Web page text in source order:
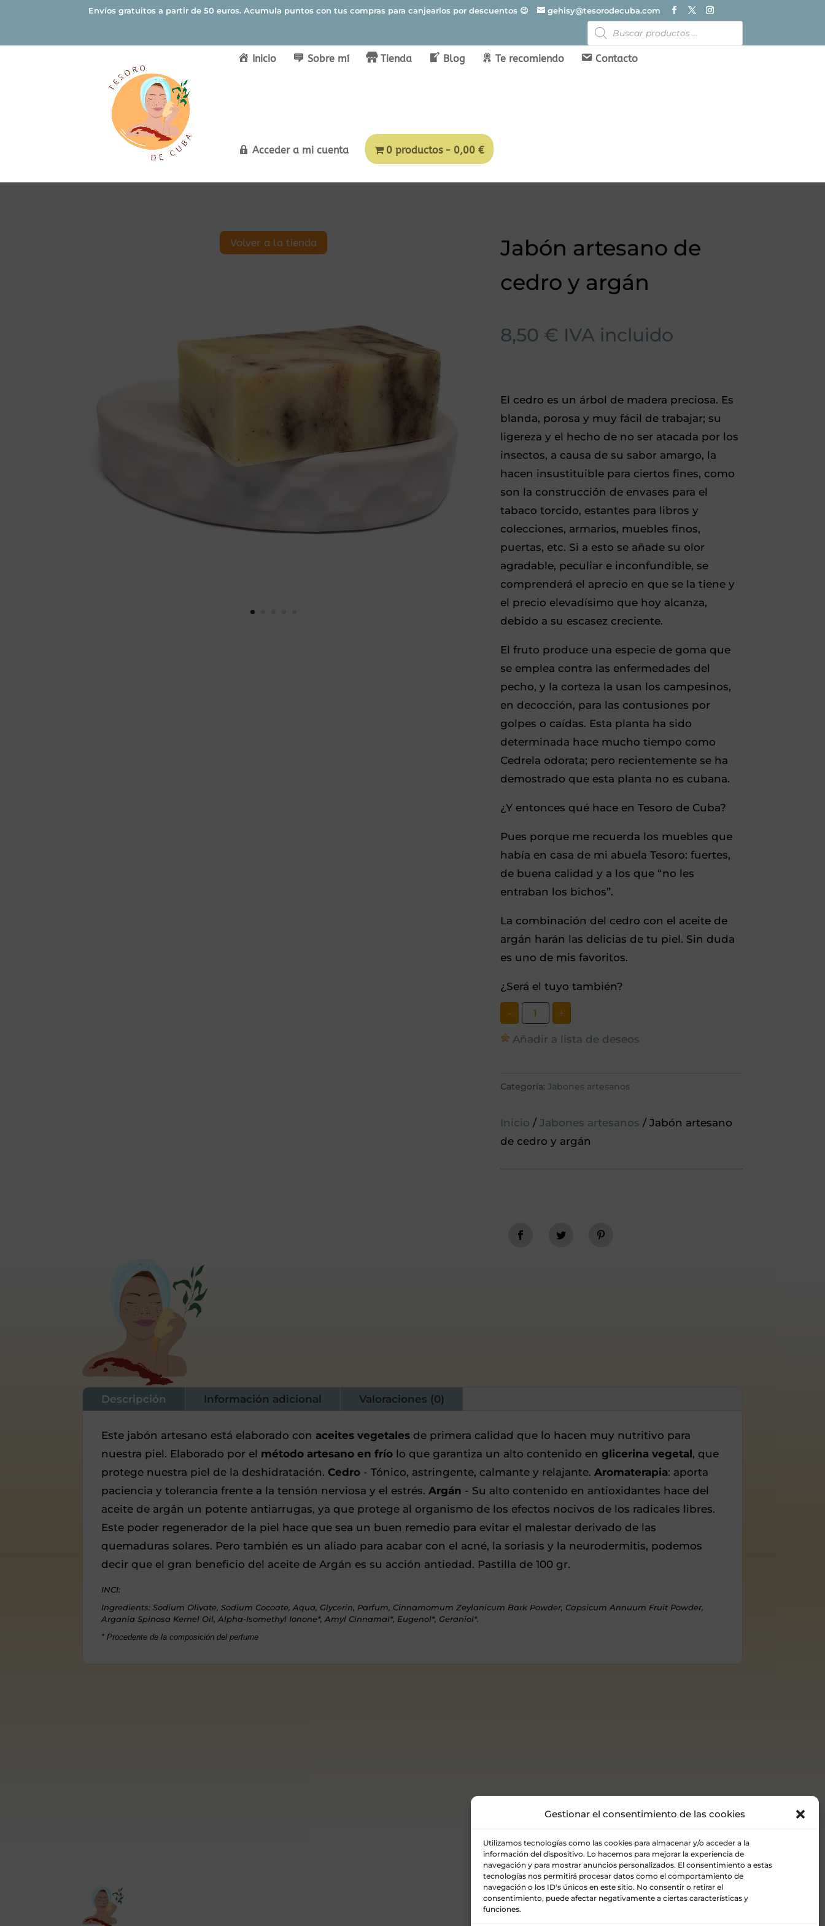
Gestionar el consentimiento de las cookies
Utilizamos tecnologías como las cookies para almacenar y/o acceder a la
información del dispositivo. Lo hacemos para mejorar la experiencia de
navegación y para mostrar anuncios personalizados. El consentimiento a estas
tecnologías nos permitirá procesar datos como el comportamiento de
navegación o los ID's únicos en este sitio. No consentir o retirar el
consentimiento, puede afectar negativamente a ciertas características y
funciones.
Envíos gratuitos a partir de 50 euros. Acumula puntos con tus compras para canjearlos por descuentos 😉
gehisy@tesorodecuba.com
Búsqueda
de
productos
Inicio Sobre mí Tienda Blog Te recomiendo Contacto
Acceder a mi cuenta 0 productos 0,00 €
Volver a la tienda
Jabón artesano de
cedro y argán
8,50 € IVA incluido
El cedro es un árbol de madera preciosa. Es
blanda, porosa y muy fácil de trabajar; su
ligereza y el hecho de no ser atacada por los
insectos, a causa de su sabor amargo, la
hacen insustituible para ciertos fines, como
son la construcción de envases para el
tabaco torcido, estantes para libros y
colecciones, armarios, muebles finos,
puertas, etc. Si a esto se añade su olor
agradable, peculiar e inconfundible, se
comprenderá el aprecio en que se la tiene y
el precio elevadísimo que hoy alcanza,
debido a su escasez creciente.
El fruto produce una especie de goma que
se emplea contra las enfermedades del
pecho, y la corteza la usan los campesinos,
en decocción, para las contusiones por
golpes o caídas. Esta planta ha sido
determinada hace mucho tiempo como
Cedrela odorata; pero recientemente se ha
demostrado que esta planta no es cubana.
¿Y entonces qué hace en Tesoro de Cuba?
Pues porque me recuerda los muebles que
había en casa de mi abuela Tesoro: fuertes,
de buena calidad y a los que “no les
entraban los bichos”.
La combinación del cedro con el aceite de
argán harán las delicias de tu piel. Sin duda
es uno de mis favoritos.
¿Será el tuyo también?
-
Jabón
artesano
de
cedro
+
Añadir a lista de deseos
Categoría: Jabones artesanos
Inicio / Jabones artesanos / Jabón artesano
de cedro y argán
Descripción Información adicional Valoraciones (0)
Este jabón artesano está elaborado conaceites vegetales de primera calidad que lo hacen muy nutritivo para
nuestra piel. Elaborado por el método artesano en frío lo que garantiza un alto contenido englicerina vegetal, que
protege nuestra piel de la deshidratación. Cedro - Tónico, astringente, calmante y relajante.Aromaterapia: aporta
paciencia y tolerancia frente a la tensión nerviosa y el estrés.Argán - Su alto contenido en antioxidantes hace del
aceite de argán un potente antiarrugas, ya que protege al organismo de los efectos nocivos de los radicales libres.
Este poder regenerador de la piel hace que sea un buen remedio para evitar el malestar derivado de las
quemaduras solares. Pero también es un aliado para acabar con el acné, la soriasis y la neurodermitis, podemos
decir que el gran beneficio del aceite de Argán es su acción antiedad. Pastilla de 100 gr.
INCI:
Ingredients: Sodium Olivate, Sodium Cocoate, Aqua, Glycerin, Parfum, Cinnamomum Zeylanicum Bark Powder, Capsicum Annuum Fruit Powder,
Argania Spinosa Kernel Oil, Alpha-Isomethyl Ionone*, Amyl Cinnamal*, Eugenol*, Geraniol*.
* Procedente de la composición del perfume